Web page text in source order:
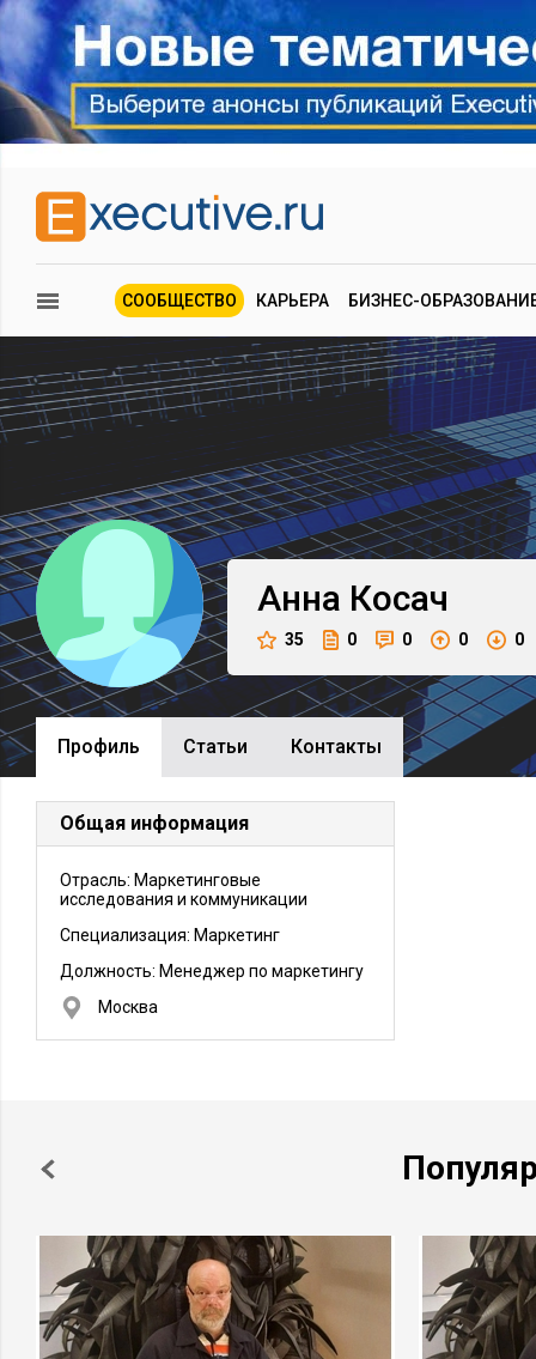
СООБЩЕСТВО КАРЬЕРА БИЗНЕС-
Анна Косач
35 0 0 0 0
Профиль Cтатьи Контакты
Общая информация
Отрасль: Маркетинговые
исследования и коммуникации
Специализация: Маркетинг
Должность: Менеджер по маркетингу
Москва